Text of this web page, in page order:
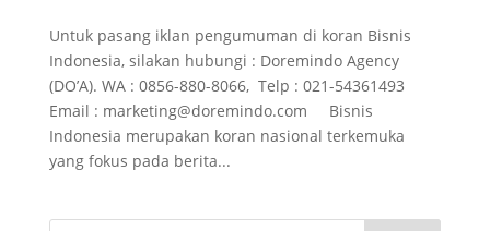
Untuk pasang iklan pengumuman di koran Bisnis
Indonesia, silakan hubungi : Doremindo Agency
(DO’A). WA : 0856-880-8066, Telp : 021-54361493
Email : marketing@doremindo.com Bisnis
Indonesia merupakan koran nasional terkemuka
yang fokus pada berita...